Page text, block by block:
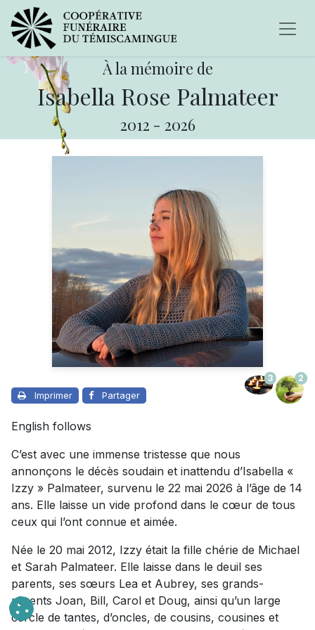
À la mémoire de
Isabella Rose Palmateer
2012 - 2026
Imprimer Partager
3 2
English follows
C’est avec une immense tristesse que nous
annonçons le décès soudain et inattendu d’Isabella «
Izzy » Palmateer, survenu le 22 mai 2026 à l’âge de 14
ans. Elle laisse un vide profond dans le cœur de tous
ceux qui l’ont connue et aimée.
Née le 20 mai 2012, Izzy était la fille chérie de Michael
et Sarah Palmateer. Elle laisse dans le deuil ses
parents, ses sœurs Lea et Aubrey, ses grands-
parents Joan, Bill, Carol et Doug, ainsi qu’un large
cercle de tantes, d’oncles, de cousins, cousines et